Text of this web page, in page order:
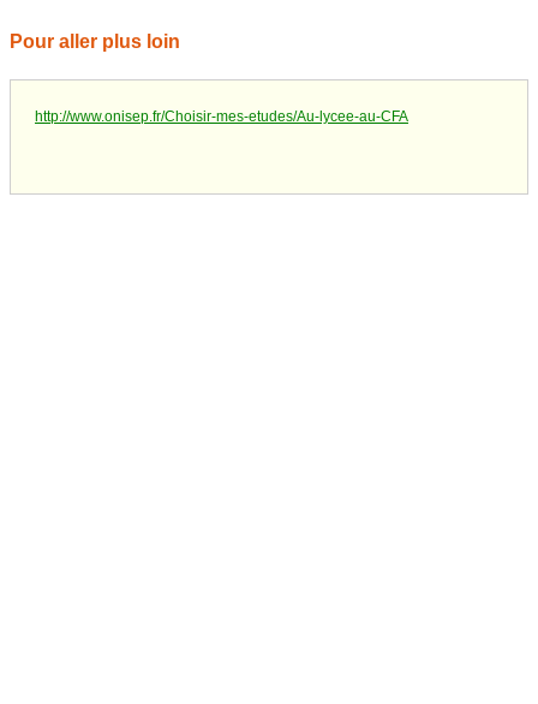
Pour aller plus loin
http://www.onisep.fr/Choisir-mes-etudes/Au-lycee-au-CFA